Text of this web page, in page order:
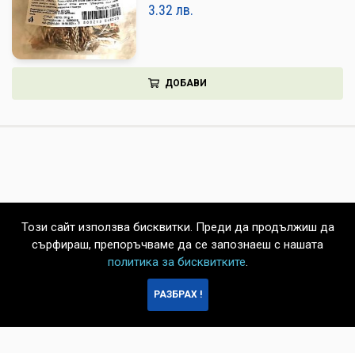
3.32 лв.
ДОБАВИ
Този сайт използва бисквитки. Преди да продължиш да
сърфираш, препоръчваме да се запознаеш с нашата
политика за бисквитките.
РАЗБРАХ !